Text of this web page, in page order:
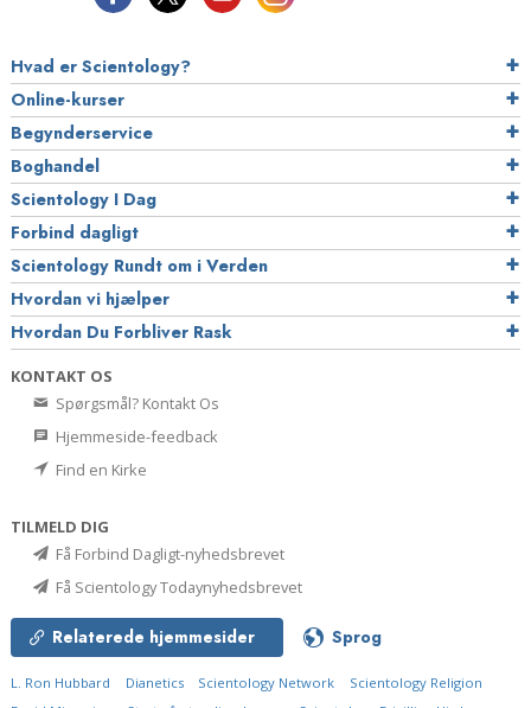
Hvad er Scientology?
Online-kurser
Begynderservice
Boghandel
Scientology I Dag
Forbind dagligt
Scientology Rundt om i Verden
Hvordan vi hjælper
Hvordan Du Forbliver Rask
KONTAKT OS
Spørgsmål? Kontakt Os
Hjemmeside-feedback
Find en Kirke
TILMELD DIG
Få Forbind Dagligt-nyhedsbrevet
Få Scientology Todaynyhedsbrevet
Relaterede hjemmesider Sprog
L. Ron Hubbard Dianetics Scientology Network
Scientology Religion